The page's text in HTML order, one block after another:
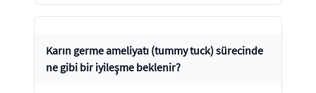
Karın germe ameliyatı (tummy tuck) sürecinde
ne gibi bir iyileşme beklenir?